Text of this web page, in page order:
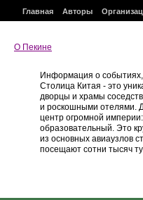
Главная Авторы
О Пекине
Информация о событиях,
Столица Китая - это
дворцы и храмы
и роскошными отелями.
центр огромной
образовательный. Это
из основных авиаузлов
посещают сотни тысяч